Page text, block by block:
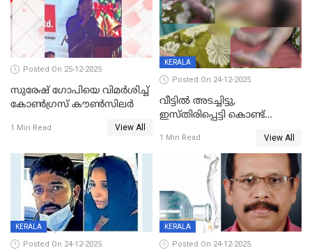
Posted On 25-12-2025
സുരേഷ് ഗോപിയെ വിമര്‍ശിച്ച്
കോണ്‍ഗ്രസ് കൗണ്‍സിലര്‍
1 Min Read View All
KERALA
Posted On 24-12-2025
വീട്ടിൽ അടച്ചിട്ടു,
ഇസ്തിരിപ്പെട്ടി കൊണ്ട്
ഗർഭിണിയായ യുവതിക്ക് ക്രൂര
1 Min Read View All
KERALA
Posted On 24-12-2025
KERALA
Posted On 24-12-2025